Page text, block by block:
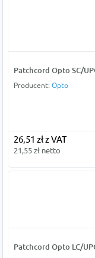
Patchcord Opto SC/
Producent: Opto
26,51 zł z VAT
21,55 zł netto
Patchcord Opto LC/